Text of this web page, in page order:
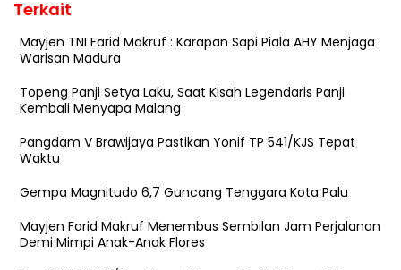
Terkait
Mayjen TNI Farid Makruf : Karapan Sapi Piala AHY Menjaga
Warisan Madura
Topeng Panji Setya Laku, Saat Kisah Legendaris Panji
Kembali Menyapa Malang
Pangdam V Brawijaya Pastikan Yonif TP 541/KJS Tepat
Waktu
Gempa Magnitudo 6,7 Guncang Tenggara Kota Palu
Mayjen Farid Makruf Menembus Sembilan Jam Perjalanan
Demi Mimpi Anak-Anak Flores